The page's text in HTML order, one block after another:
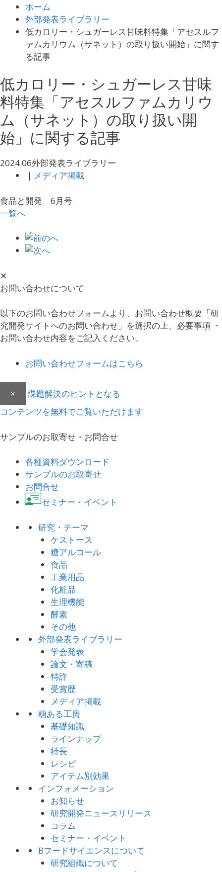
ホーム
外部発表ライブラリー
低カロリー・シュガーレス甘味料特集「アセスルフ
ァムカリウム（サネット）の取り扱い開始」に関す
る記事
低カロリー・シュガーレス甘味
料特集「アセスルファムカリウ
ム（サネット）の取り扱い開
始」に関する記事
2024.06外部発表ライブラリー
｜ メディア掲載
食品と開発 6月号
一覧へ
✕
お問い合わせについて
以下のお問い合わせフォームより、お問い合わせ概要「研
究開発サイトへのお問い合わせ」を選択の上、必要事項 ・
お問い合わせ内容をご記入ください。
お問い合わせフォームはこちら
×
課題解決のヒントとなる
コンテンツを無料でご覧いただけます
サンプルのお取寄せ・お問合せ
各種資料ダウンロード
サンプルのお取寄せ
お問合せ
セミナー・イベント
研究・テーマ
ケストース
糖アルコール
食品
工業用品
化粧品
生理機能
酵素
その他
外部発表ライブラリー
学会発表
論文・寄稿
特許
受賞歴
メディア掲載
糖ある工房
基礎知識
ラインナップ
特長
レシピ
アイテム別効果
インフォメーション
お知らせ
研究開発ニュースリリース
コラム
セミナー・イベント
Bフードサイエンスについて
研究組織について